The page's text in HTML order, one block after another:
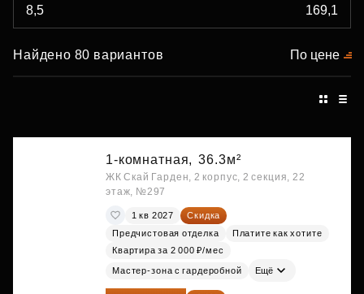
Найдено 80 вариантов По цене
1-комнатная, 36.3м²
ЖК Скай Гарден, 2 корпус, 2 секция, 22
этаж, №297
1 кв 2027
Скидка
Предчистовая отделка
Платите как хотите
Квартира за 2 000 ₽/мес
Мастер-зона с гардеробной Ещё